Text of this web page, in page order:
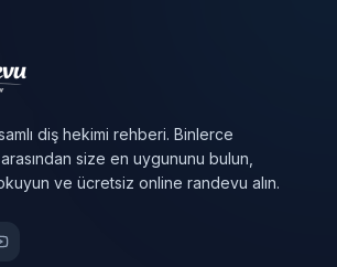
diş hekimi rehberi. Binlerce
size en uygununu bulun,
ve ücretsiz online randevu alın.